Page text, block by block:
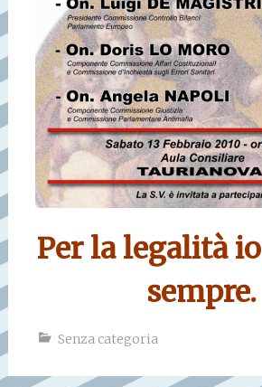
Per la legalità
sempre.
Senza categoria